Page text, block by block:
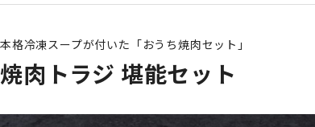
本格冷凍スープが付いた「おうち焼肉セット」
焼肉トラジ 堪能セット